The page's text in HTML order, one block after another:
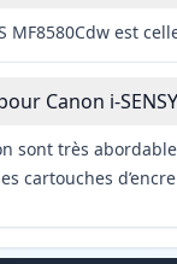
MF8580Cdw est
Canon i-
sont très
cartouches